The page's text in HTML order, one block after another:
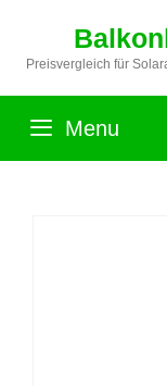
springen
Preisvergleich für
Menu